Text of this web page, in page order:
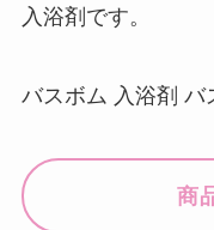
入浴剤です。
バスボム 入浴剤 バ
商